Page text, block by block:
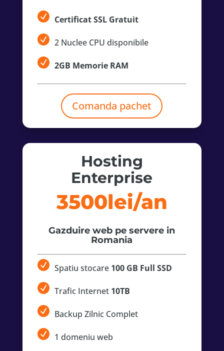
Certificat SSL Gratuit
2 Nuclee CPU disponibile
2GB Memorie RAM
Comanda pachet
Hosting
Enterprise
3500lei/an
Gazduire web pe servere in
Romania
Spatiu stocare100 GB Full SSD
Trafic Internet 10TB
Backup Zilnic Complet
1 domeniu web